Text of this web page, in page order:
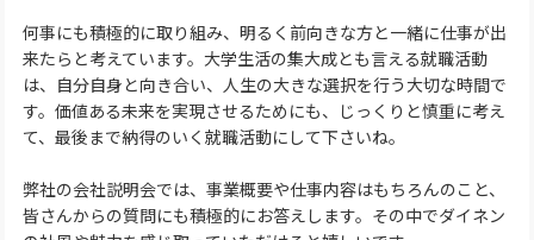
何事にも積極的に取り組み、明るく前向きな方と一緒に仕事が出
来たらと考えています。大学生活の集大成とも言える就職活動
は、自分自身と向き合い、人生の大きな選択を行う大切な時間で
す。価値ある未来を実現させるためにも、じっくりと慎重に考え
て、最後まで納得のいく就職活動にして下さいね。
弊社の会社説明会では、事業概要や仕事内容はもちろんのこと、
皆さんからの質問にも積極的にお答えします。その中でダイネン